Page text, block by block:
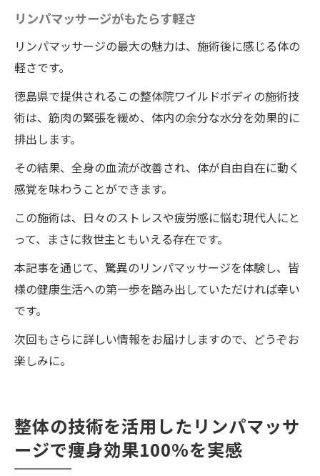
リンパマッサージがもたらす軽さ
リンパマッサージの最大の魅力は、施術後に感じる体の
軽さです。
徳島県で提供されるこの整体院ワイルドボディの施術技
術は、筋肉の緊張を緩め、体内の余分な水分を効果的に
排出します。
その結果、全身の血流が改善され、体が自由自在に動く
感覚を味わうことができます。
この施術は、日々のストレスや疲労感に悩む現代人にと
って、まさに救世主ともいえる存在です。
本記事を通じて、驚異のリンパマッサージを体験し、皆
様の健康生活への第一歩を踏み出していただければ幸い
です。
次回もさらに詳しい情報をお届けしますので、どうぞお
楽しみに。
整体の技術を活用したリンパマッサ
ージで痩身効果100%を実感